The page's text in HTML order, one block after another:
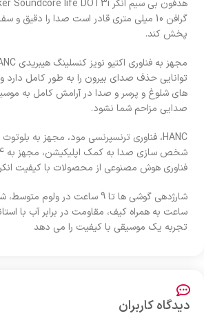
گرافن 10 میلی متری قادر است صدا را دقیق و سفارشی با
پخش کند.
توانایی‌ حذف صدای بیرون را به طور کامل دارد
های شلوغ و پرسر و صدا در آرامش کامل به
صدایی مزاحم شما نشود.
فناوری هوش مصنوعی از محصولات با کیفیت
تجربه یک موسیقی با کیفیت را می دهد
دیدگاه کاربران